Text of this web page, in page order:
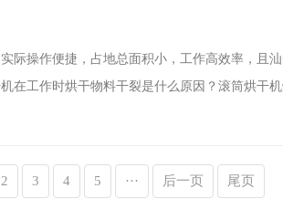
操作便捷，占地总面积小，工作高效率，且
在工作时烘干物料干裂是什么原因？滚筒烘干
2 3 4 5 ··· 后一页 尾页